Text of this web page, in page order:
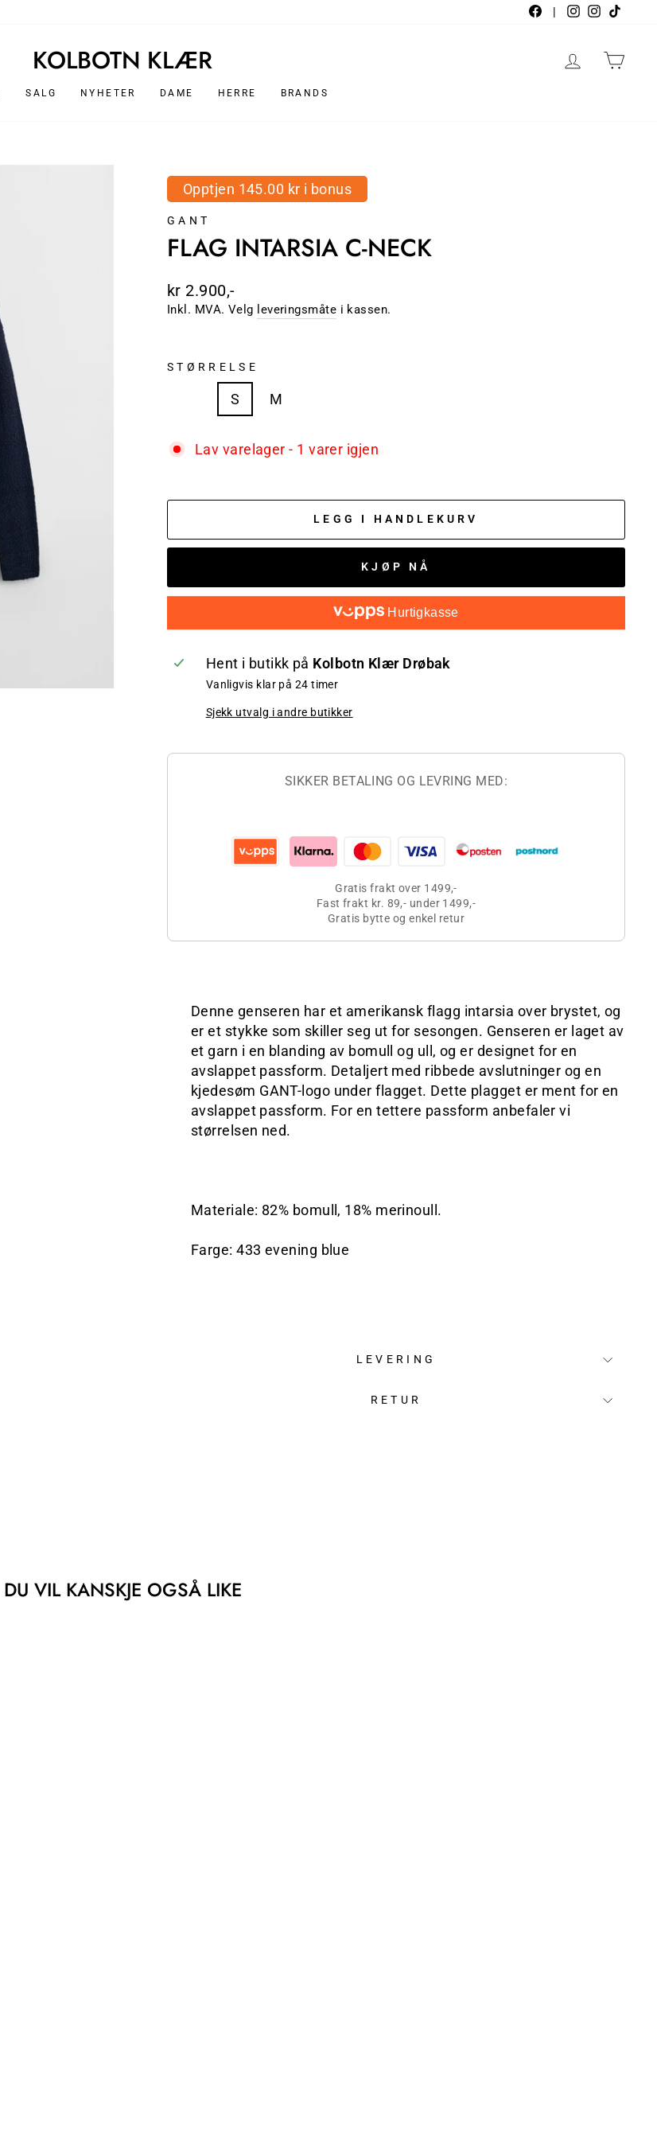
Facebook
| Instagram
KOLBOTN KLÆR LOGG INN
SALG NYHETER DAME HERRE BRANDS
Opptjen 145.00 kr i bonus
GANT
FLAG INTARSIA C-NECK
Ordinær
pris
kr 2.900,-
Inkl. MVA. Velg leveringsmåte i kassen.
STØRRELSE
S M
Lav varelager - 1 varer igjen
LEGG I HANDLEKURV
KJØP NÅ
Hurtigkasse
Hent i butikk på Kolbotn Klær Drøbak
Vanligvis klar på 24 timer
Sjekk utvalg i andre butikker
SIKKER BETALING OG LEVRING MED:
Gratis frakt over 1499,-
Fast frakt kr. 89,- under 1499,-
Gratis bytte og enkel retur
Denne genseren har et amerikansk flagg intarsia over brystet, og
er et stykke som skiller seg ut for sesongen. Genseren er laget av
et garn i en blanding av bomull og ull, og er designet for en
avslappet passform. Detaljert med ribbede avslutninger og en
kjedesøm GANT-logo under flagget. Dette plagget er ment for en
avslappet passform. For en tettere passform anbefaler vi
størrelsen ned.
Materiale: 82% bomull, 18% merinoull.
Farge: 433 evening blue
LEVERING
RETUR
DU VIL KANSKJE OGSÅ LIKE